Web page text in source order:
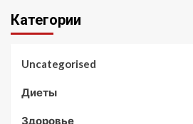
Категории
Uncategorised
Диеты
Здоровье